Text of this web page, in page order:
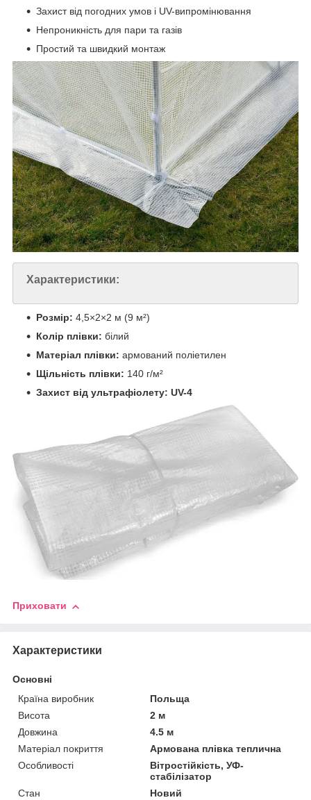
Захист від погодних умов і UV-випромінювання
Непроникність для пари та газів
Простий та швидкий монтаж
Характеристики:
Розмір: 4,5×2×2 м (9 м²)
Колір плівки: білий
Матеріал плівки: армований поліетилен
Щільність плівки: 140 г/м²
Захист від ультрафіолету: UV-4
Приховати
Характеристики
Основні
Країна виробник
Польща
Висота
2 м
Довжина
4.5 м
Матеріал покриття
Армована плівка теплична
Особливості
Вітростійкість, УФ-
стабілізатор
Стан
Новий